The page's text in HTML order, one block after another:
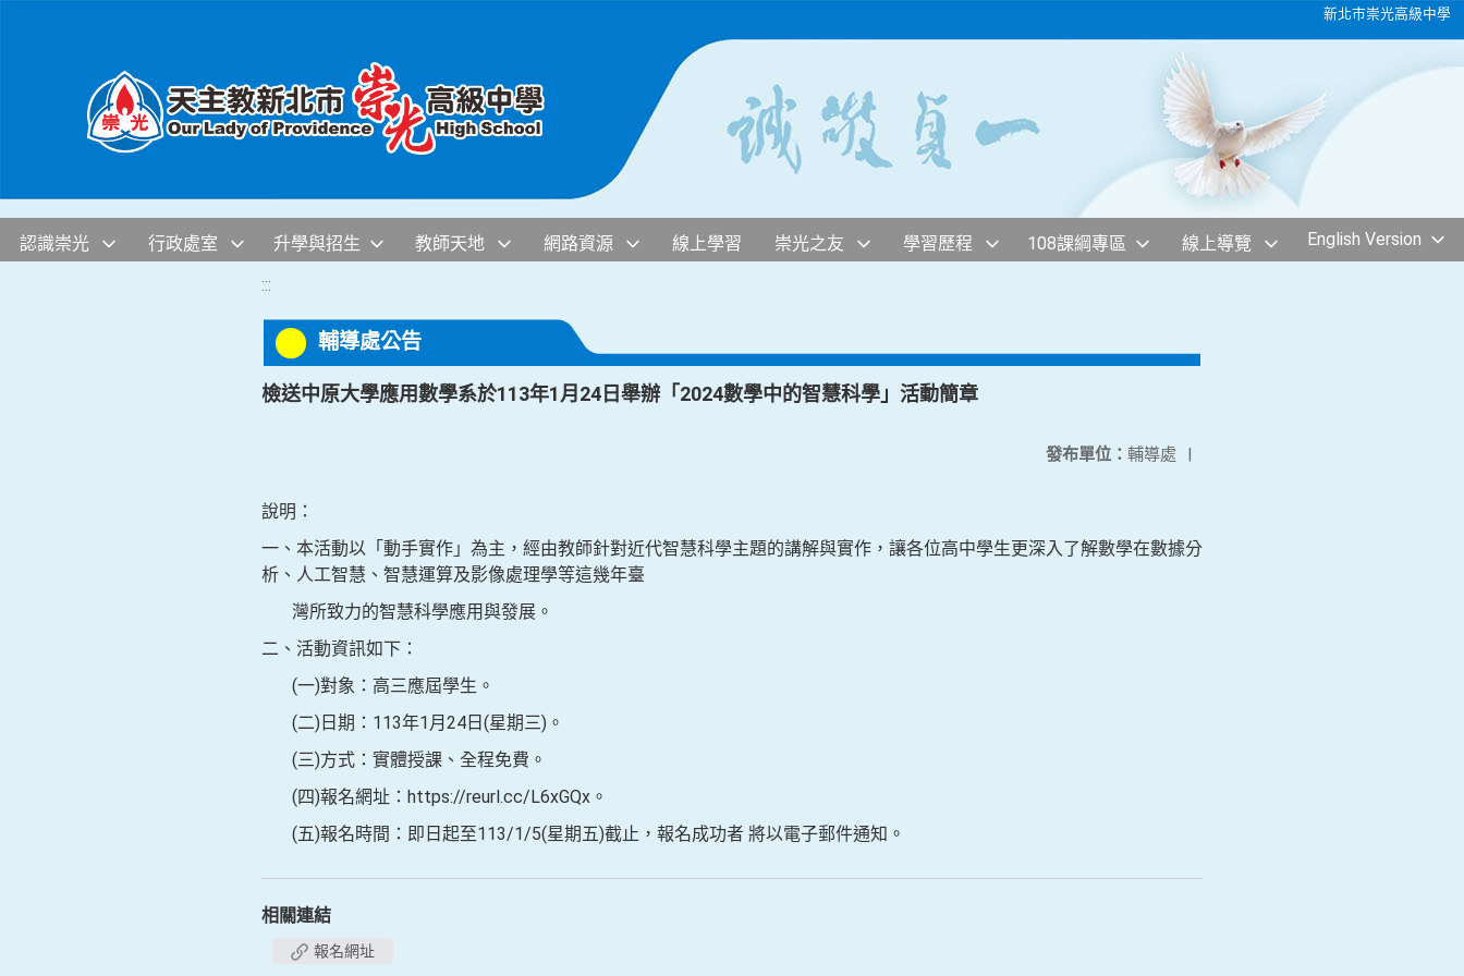
新北市崇光高級中學
認識崇光 行政處室 升學與招生 教師天地 網路資源 線上學習 崇光之友 學習歷程 108課綱專區 線上導覽 English Version
:::
輔導處公告
檢送中原大學應用數學系於113年1月24日舉辦「2024數學中的智慧科學」活動簡章
發布單位： 輔導處 |
說明：
一、本活動以「動手實作」為主，經由教師針對近代智慧科學主題的講解與實作，讓各位高中學生更深入了解數學在數據分
析、人工智慧、智慧運算及影像處理學等這幾年臺
灣所致力的智慧科學應用與發展。
二、活動資訊如下：
(一)對象：高三應屆學生。
(二)日期：113年1月24日(星期三)。
(三)方式：實體授課、全程免費。
(四)報名網址：https://reurl.cc/L6xGQx。
(五)報名時間：即日起至113/1/5(星期五)截止，報名成功者 將以電子郵件通知。
相關連結
報名網址